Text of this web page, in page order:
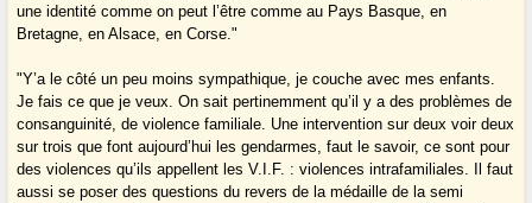
une identité comme on peut l’être comme au Pays Basque, en
Bretagne, en Alsace, en Corse."
"Y’a le côté un peu moins sympathique, je couche avec mes enfants.
Je fais ce que je veux. On sait pertinemment qu’il y a des problèmes de
consanguinité, de violence familiale. Une intervention sur deux voir deux
sur trois que font aujourd’hui les gendarmes, faut le savoir, ce sont pour
des violences qu’ils appellent les V.I.F. : violences intrafamiliales. Il faut
aussi se poser des questions du revers de la médaille de la semi